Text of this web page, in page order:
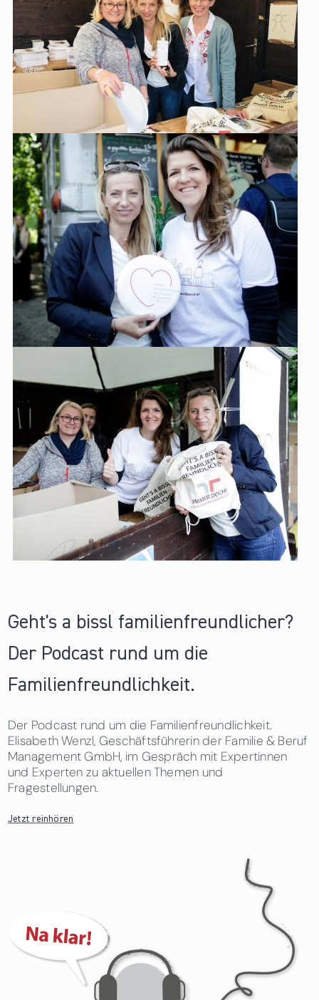
Geht's a bissl familienfreundlicher?
Der Podcast rund um die
Familienfreundlichkeit.
Der Podcast rund um die Familienfreundlichkeit.
Elisabeth Wenzl, Geschäftsführerin der Familie & Beruf
Management GmbH, im Gespräch mit Expertinnen
und Experten zu aktuellen Themen und
Fragestellungen.
Jetzt reinhören